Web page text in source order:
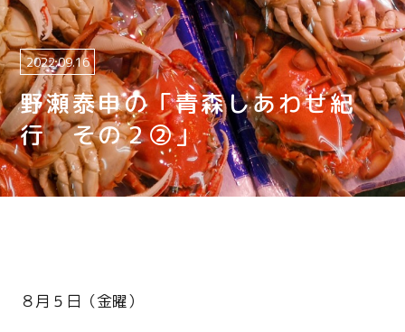
野瀬泰申の「青森しあわせ紀
行 その２②」
2022.09.16
８月５日（金曜）